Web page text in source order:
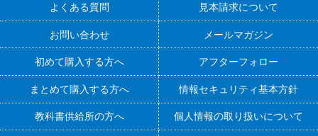
よくある質問 見本請求について
お問い合わせ メールマガジン
初めて購入する方へ アフターフォロー
まとめて購入する方へ 情報セキュリティ基本方針
教科書供給所の方へ 個人情報の取り扱いについて